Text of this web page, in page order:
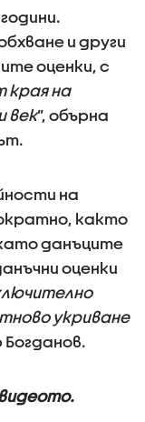
и други
оценки, с
края на
век”, обърна
на
както
данъците
оценки
укриване